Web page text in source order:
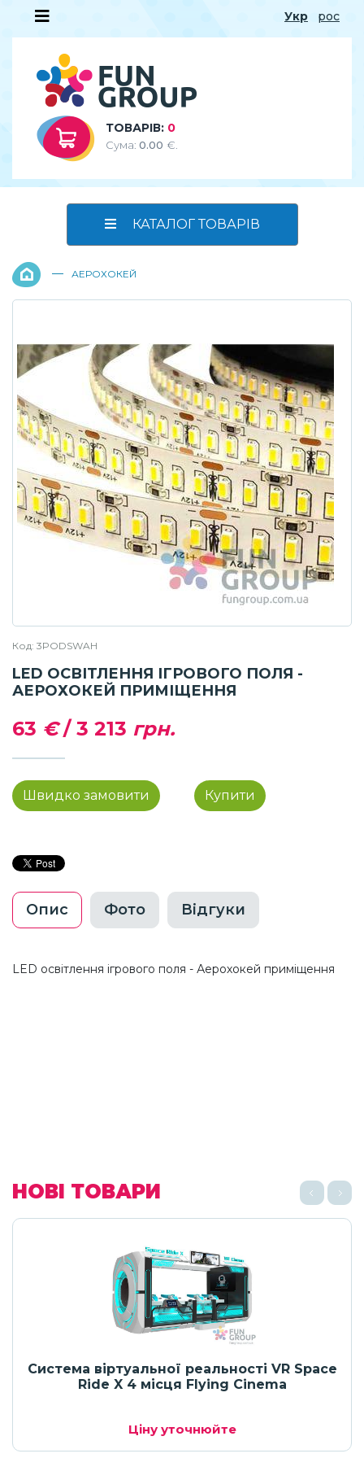
Укр рос
ТОВАРІВ: 0
Сума: 0.00 €.
КАТАЛОГ ТОВАРІВ
— АЕРОХОКЕЙ
Код: 3PODSWAH
LED ОСВІТЛЕННЯ ІГРОВОГО ПОЛЯ -
АЕРОХОКЕЙ ПРИМІЩЕННЯ
63 €/ 3 213 грн.
Швидко замовити Купити
Опис Фото Відгуки
LED освітлення ігрового поля - Аерохокей приміщення
НОВІ ТОВАРИ
Система віртуальної реальності VR Space
Ride X 4 місця Flying Cinema
Ціну уточнюйте